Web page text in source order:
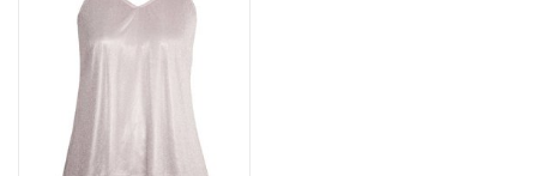
Accessoires
Merken